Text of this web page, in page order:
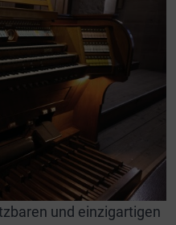
und einzigartigen